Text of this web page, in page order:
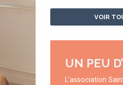
VOIR
UN PEU
L’association